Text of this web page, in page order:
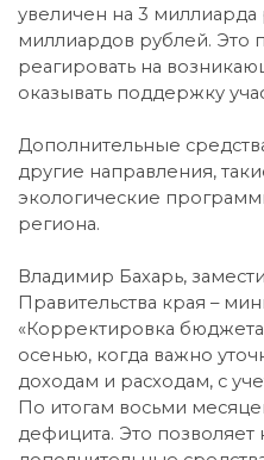
увеличен на 3 миллиарда
миллиардов рублей. Это
реагировать на
оказывать поддержку
Дополнительные
другие направления,
экологические
региона.
Владимир Бахарь,
Правительства края –
«Корректировка
осенью, когда важно
доходам и расходам, с
По итогам восьми
дефицита. Это позволяет